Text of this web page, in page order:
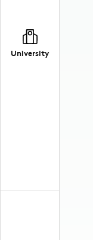
University